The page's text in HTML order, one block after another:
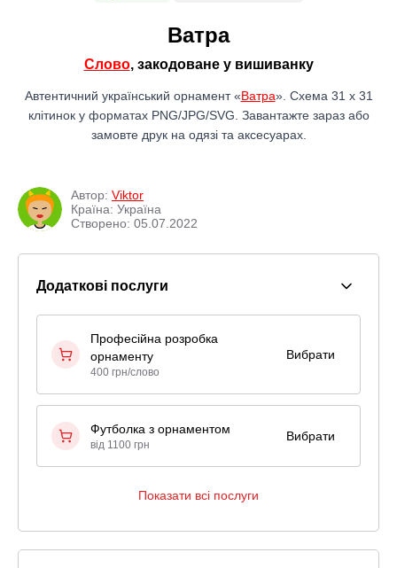
Ватра
Слово, закодоване у вишиванку
Автентичний український орнамент «Ватра». Схема 31 x 31
клітинок у форматах PNG/JPG/SVG. Завантажте зараз або
замовте друк на одязі та аксесуарах.
Автор: Viktor
Країна: Україна
Створено: 05.07.2022
Додаткові послуги
Професійна розробка
орнаменту
400 грн/слово
Вибрати
Футболка з орнаментом
від 1100 грн
Вибрати
Показати всі послуги